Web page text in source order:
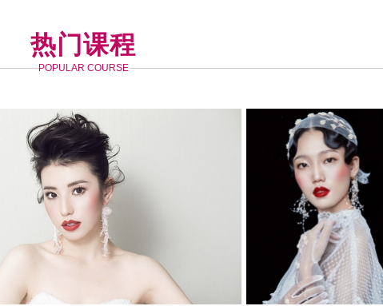
热门课程
POPULAR COURSE
整体形象全科班 个